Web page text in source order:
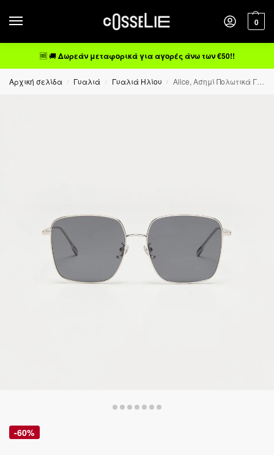
0
🆓 🚚Δωρεάν μεταφορικά για αγορές άνω των €50!!
Αρχική σελίδα / Γυαλιά / Γυαλιά Ηλίου / Alice, Ασημί Πολωτικά Γυαλιά Ηλίου Cat.3
-60%